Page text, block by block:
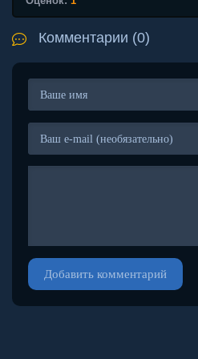
Комментарии (0)
Добавить комментарий